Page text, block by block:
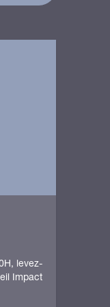
levez-
Impact